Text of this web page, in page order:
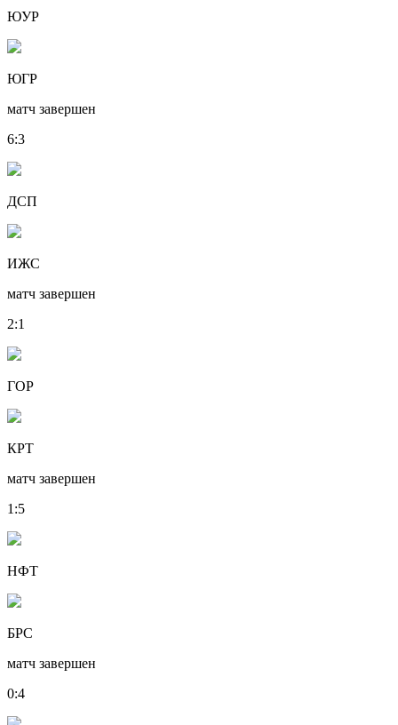
ЮУР
ЮГР
матч завершен
6:3
ДСП
ИЖС
матч завершен
2:1
ГОР
КРТ
матч завершен
1 :5
НФТ
БРС
матч завершен
0:4